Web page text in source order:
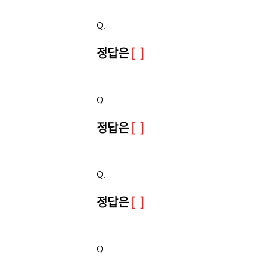
Q.
정답은 [ ]
Q.
정답은 [ ]
Q.
정답은 [ ]
Q.